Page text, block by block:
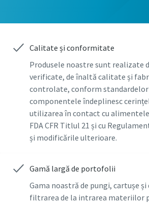
Calitate și conformitate
Produsele noastre sunt realizate
verificate, de înaltă calitate și
controlate, conform standardelor
componentele îndeplinesc
utilizarea în contact cu
FDA CFR Titlul 21 și cu
și modificările ulterioare.
Gamă largă de portofolii
Gama noastră de pungi, cartușe și
filtrarea de la intrarea materiilor